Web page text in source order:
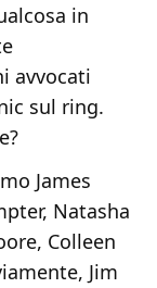
in
avvocati
sul ring.
James
Natasha
Colleen
Jim